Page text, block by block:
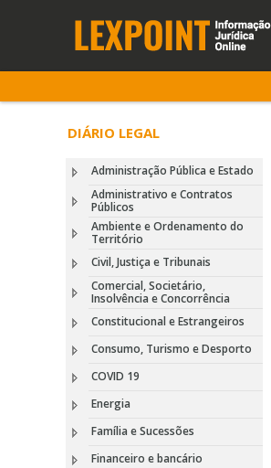
DIÁRIO LEGAL
Administração Pública e Estado
Administrativo e Contratos
Públicos
Ambiente e Ordenamento do
Território
Civil, Justiça e Tribunais
Comercial, Societário,
Insolvência e Concorrência
Constitucional e Estrangeiros
Consumo, Turismo e Desporto
COVID 19
Energia
Família e Sucessões
Financeiro e bancário